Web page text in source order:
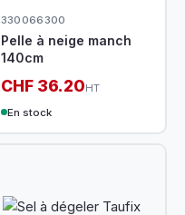
330066300
Pelle à neige manch
140cm
CHF 36.20HT
En stock